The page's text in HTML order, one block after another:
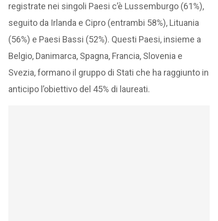
registrate nei singoli Paesi c’è Lussemburgo (61%),
seguito da Irlanda e Cipro (entrambi 58%), Lituania
(56%) e Paesi Bassi (52%). Questi Paesi, insieme a
Belgio, Danimarca, Spagna, Francia, Slovenia e
Svezia, formano il gruppo di Stati che ha raggiunto in
anticipo l’obiettivo del 45% di laureati.